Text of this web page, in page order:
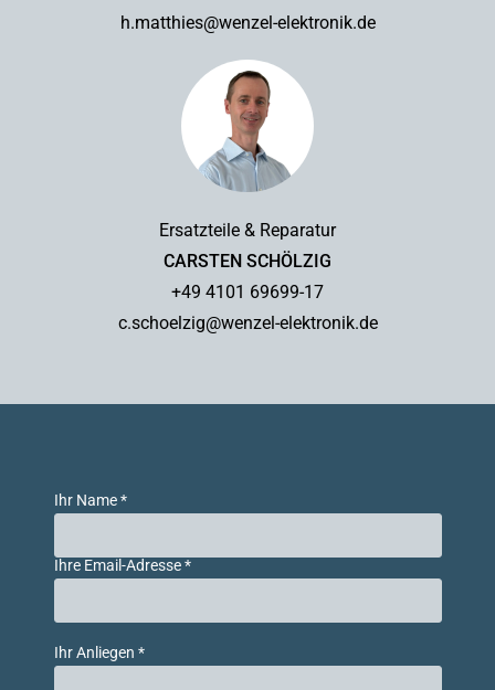
h.matthies@wenzel-elektronik.de
Ersatzteile & Reparatur
CARSTEN SCHÖLZIG
+49 4101 69699-17
c.schoelzig@wenzel-elektronik.de
Ihr Name *
Ihre Email-Adresse *
Ihr Anliegen *